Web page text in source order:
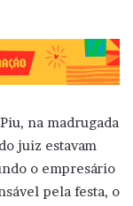
na madrugada
juiz estavam
o empresário
pela festa, o